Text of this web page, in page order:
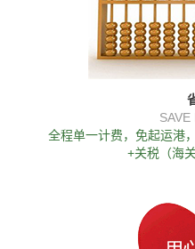
全程单一计费，免起运港
+关税（海